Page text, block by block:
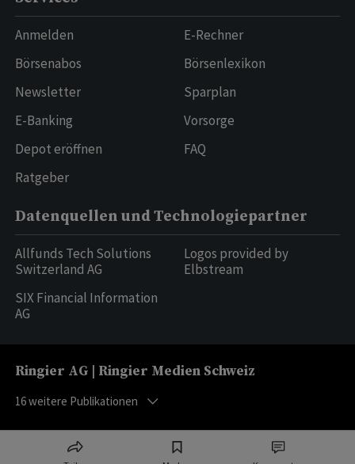
Anmelden
Börsenabos
Newsletter
E-Banking
Depot eröffnen
Ratgeber
E-Rechner
Börsenlexikon
Sparplan
Vorsorge
FAQ
Datenquellen und Technologiepartner
Allfunds Tech Solutions
Switzerland AG
SIX Financial Information
AG
Logos provided by
Elbstream
Ringier AG | Ringier Medien Schweiz
16weitere Publikationen